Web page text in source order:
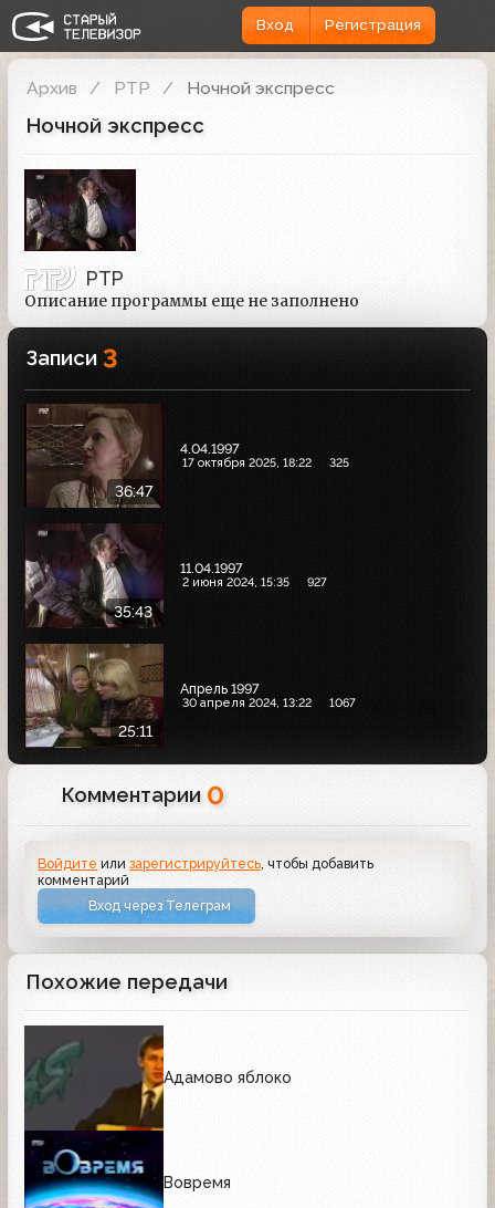
Вход Регистрация
Архив РТР Ночной экспресс
Ночной экспресс
РТР
Описание программы еще не заполнено
Записи 3
36:47
4.04.1997
17 октября 2025, 18:22 325
35:43
11.04.1997
2 июня 2024, 15:35 927
25:11
Апрель 1997
30 апреля 2024, 13:22 1067
Комментарии 0
Войдите илизарегистрируйтесь , чтобы добавить
комментарий
Вход через Телеграм
Похожие передачи
Адамово яблоко
Вовремя